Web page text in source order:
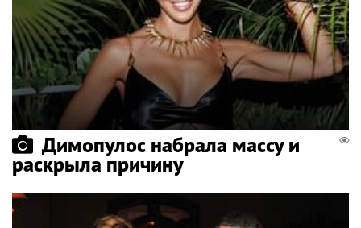
Димопулос набрала массу и
раскрыла причину